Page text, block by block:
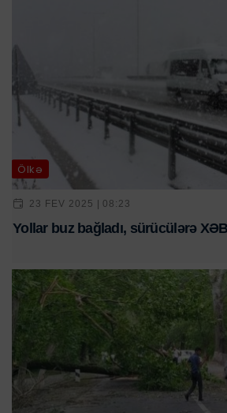
Ölkə
23 FEV 2025 | 08:23
Yollar buz bağladı, sürücülərə